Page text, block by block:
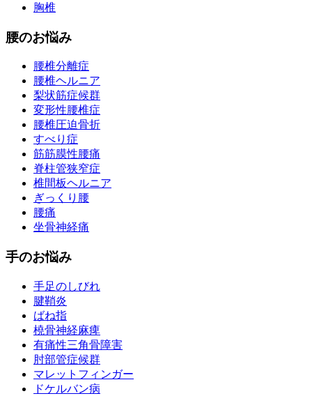
胸椎
腰のお悩み
腰椎分離症
腰椎ヘルニア
梨状筋症候群
変形性腰椎症
腰椎圧迫骨折
すべり症
筋筋膜性腰痛
脊柱管狭窄症
椎間板ヘルニア
ぎっくり腰
腰痛
坐骨神経痛
手のお悩み
手足のしびれ
腱鞘炎
ばね指
橈骨神経麻痺
有痛性三角骨障害
肘部管症候群
マレットフィンガー
ドケルバン病